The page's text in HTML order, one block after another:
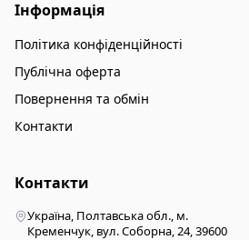
Інформація
Політика конфіденційності
Публічна оферта
Повернення та обмін
Контакти
Контакти
Україна, Полтавська обл., м.
Кременчук, вул. Соборна, 24, 39600